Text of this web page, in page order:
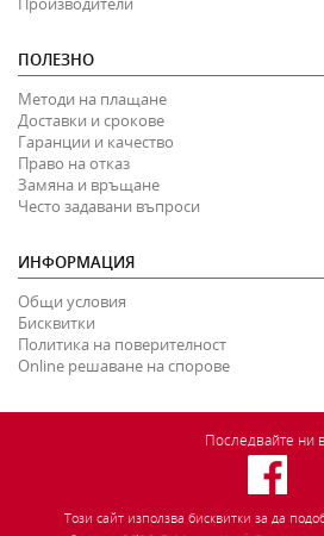
Този сайт използва бисквитки за да
ПОЛЕЗНО
Методи на плащане
Доставки и срокове
Гаранции и качество
Право на отказ
Замяна и връщане
Често задавани въпроси
ИНФОРМАЦИЯ
Общи условия
Бисквитки
Политика на поверителност
Online решаване на спорове
Последвайте ни